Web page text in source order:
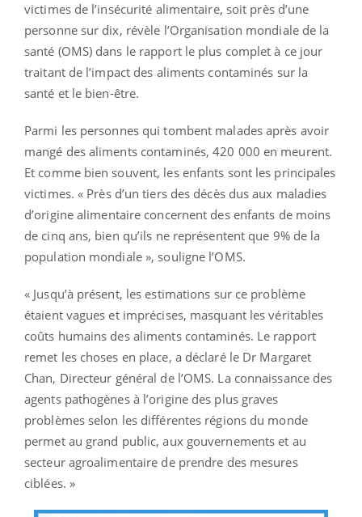
victimes de l’insécurité alimentaire, soit près d’une
personne sur dix, révèle l’Organisation mondiale de la
santé (OMS) dans le rapport le plus complet à ce jour
traitant de l’impact des aliments contaminés sur la
santé et le bien-être.
Parmi les personnes qui tombent malades après avoir
mangé des aliments contaminés, 420 000 en meurent.
Et comme bien souvent, les enfants sont les principales
victimes. « Près d’un tiers des décès dus aux maladies
d’origine alimentaire concernent des enfants de moins
de cinq ans, bien qu’ils ne représentent que 9% de la
population mondiale », souligne l’OMS.
« Jusqu’à présent, les estimations sur ce problème
étaient vagues et imprécises, masquant les véritables
coûts humains des aliments contaminés. Le rapport
remet les choses en place, a déclaré le Dr Margaret
Chan, Directeur général de l’OMS. La connaissance des
agents pathogènes à l’origine des plus graves
problèmes selon les différentes régions du monde
permet au grand public, aux gouvernements et au
secteur agroalimentaire de prendre des mesures
ciblées. »